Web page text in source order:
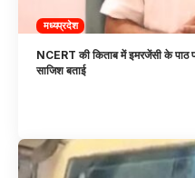
मध्यप्रदेश
NCERT की किताब में इमरजेंसी के पाठ
साजिश बताई